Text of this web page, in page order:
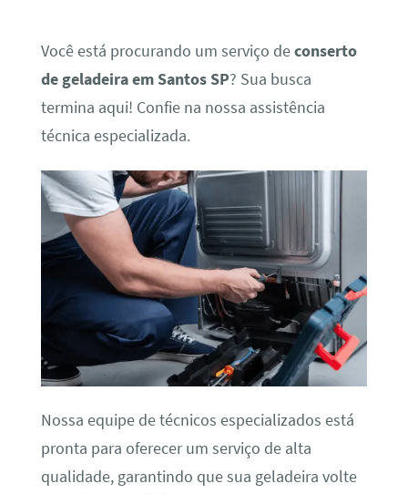
Você está procurando um serviço deconserto
de geladeira em Santos SP? Sua busca
termina aqui! Confie na nossa assistência
técnica especializada.
Nossa equipe de técnicos especializados está
pronta para oferecer um serviço de alta
qualidade, garantindo que sua geladeira volte